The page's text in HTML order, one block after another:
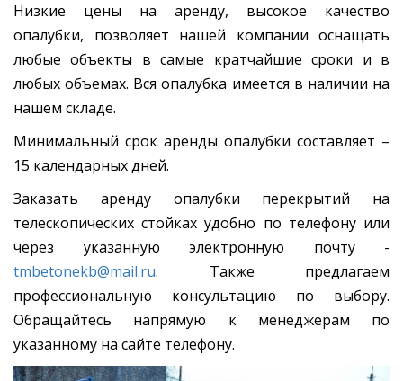
Низкие цены на аренду, высокое качество
опалубки, позволяет нашей компании оснащать
любые объекты в самые кратчайшие сроки и в
любых объемах. Вся опалубка имеется в наличии на
нашем складе.
Минимальный срок аренды опалубки составляет –
15 календарных дней.
Заказать аренду опалубки перекрытий на
телескопических стойках удобно по телефону или
через указанную электронную почту -
tmbetonekb@mail.ru. Также предлагаем
профессиональную консультацию по выбору.
Обращайтесь напрямую к менеджерам по
указанному на сайте телефону.